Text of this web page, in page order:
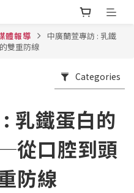
體報導
中廣蘭萱專訪 : 乳鐵
雙重防線
Categories
乳鐵蛋白的
從口腔到頭
防線